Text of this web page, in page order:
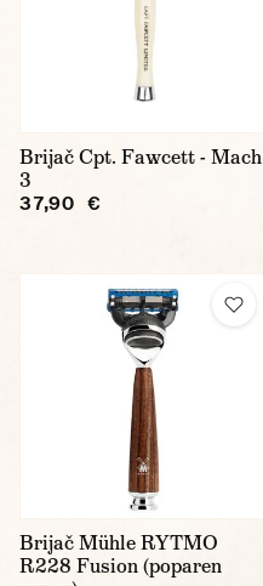
Brijač Cpt. Fawcett - Mach
3
37,90 €
Brijač Mühle RYTMO
R228 Fusion (poparen